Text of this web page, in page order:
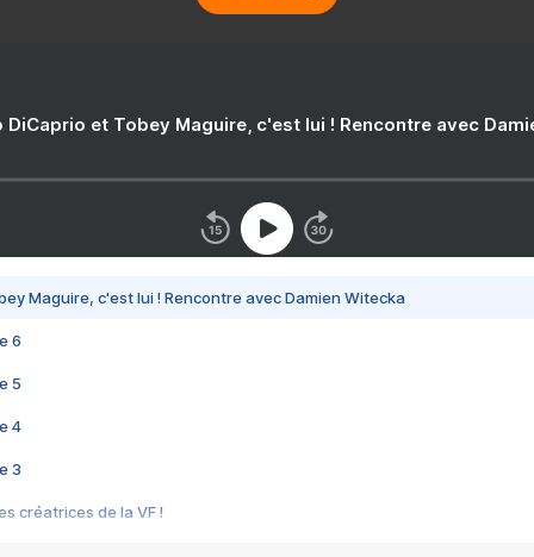
DiCaprio et Tobey Maguire, c'est lui ! Rencontre avec
Maguire, c'est lui ! Rencontre avec Damien Witecka
6
5
4
3
créatrices de la VF !